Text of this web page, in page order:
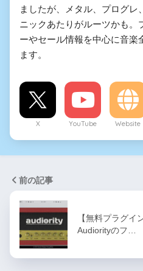
ましたが、メタル、プログレ
ニックあたりがルーツかも。
ーやセール情報を中心に音楽
ます。
X YouTube Website
前の記事
【無料プラグイ
Audiorityのフ…